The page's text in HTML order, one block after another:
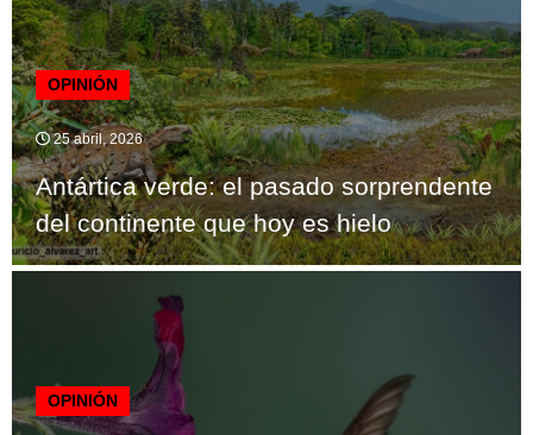
OPINIÓN
25 abril, 2026
Antártica verde: el pasado sorprendente
del continente que hoy es hielo
OPINIÓN